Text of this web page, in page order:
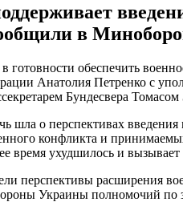
в
в готовности обеспечить
Анатолия Петренко с
Бундесвера
шла о перспективах
конфликта и
время ухудшилось и
перспективы расширения
Украины полномочий по